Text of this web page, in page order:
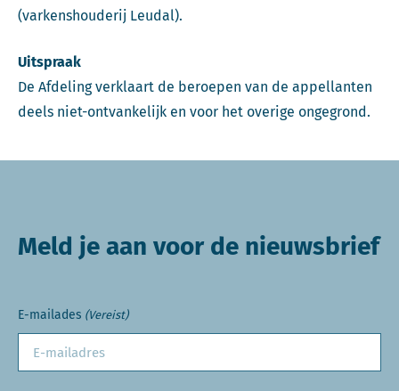
(varkenshouderij Leudal).
Uitspraak
De Afdeling verklaart de beroepen van de appellanten
deels niet-ontvankelijk en voor het overige ongegrond.
Meld je aan voor de nieuwsbrief
E-mailades (Vereist)